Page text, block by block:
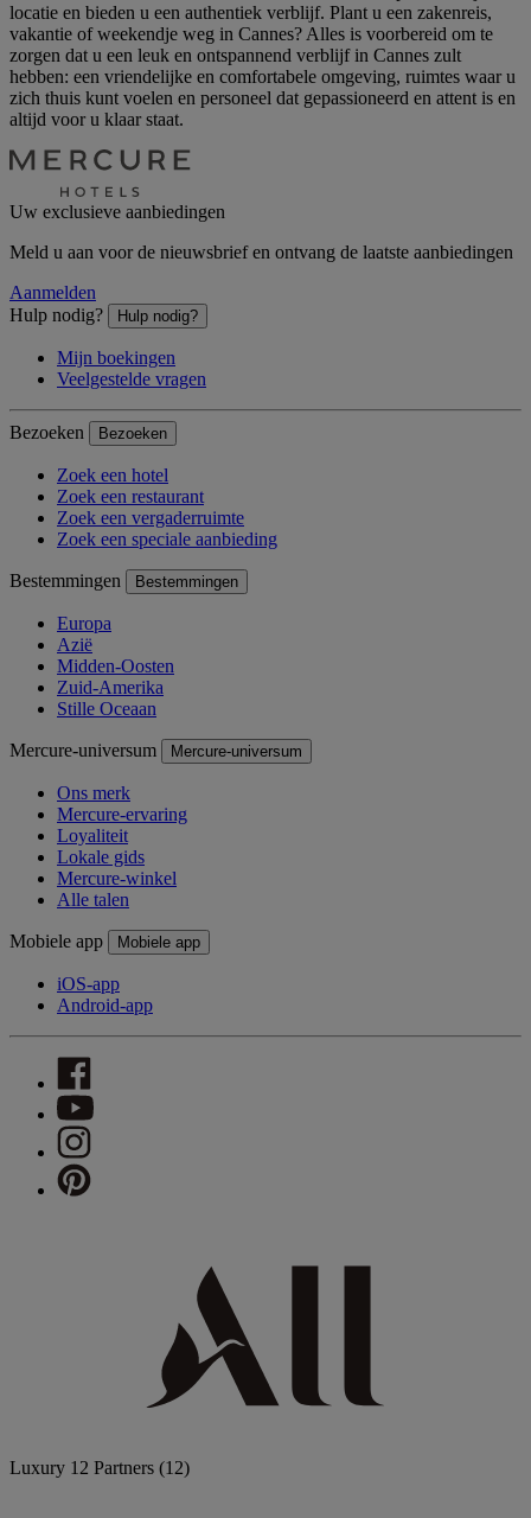
locatie en bieden u een authentiek verblijf. Plant u een zakenreis,
vakantie of weekendje weg in Cannes? Alles is voorbereid om te
zorgen dat u een leuk en ontspannend verblijf in Cannes zult
hebben: een vriendelijke en comfortabele omgeving, ruimtes waar u
zich thuis kunt voelen en personeel dat gepassioneerd en attent is en
altijd voor u klaar staat.
Uw exclusieve aanbiedingen
Meld u aan voor de nieuwsbrief en ontvang de laatste aanbiedingen
Aanmelden
Hulp nodig?
Hulp nodig?
Mijn boekingen
Veelgestelde vragen
Bezoeken Bezoeken
Zoek een hotel
Zoek een restaurant
Zoek een vergaderruimte
Zoek een speciale aanbieding
Bestemmingen Bestemmingen
Europa
Azië
Midden-Oosten
Zuid-Amerika
Stille Oceaan
Mercure-universum Mercure-universum
Ons merk
Mercure-ervaring
Loyaliteit
Lokale gids
Mercure-winkel
Alle talen
Mobiele app Mobiele app
iOS-app
Android-app
Luxury 12 Partners (12)